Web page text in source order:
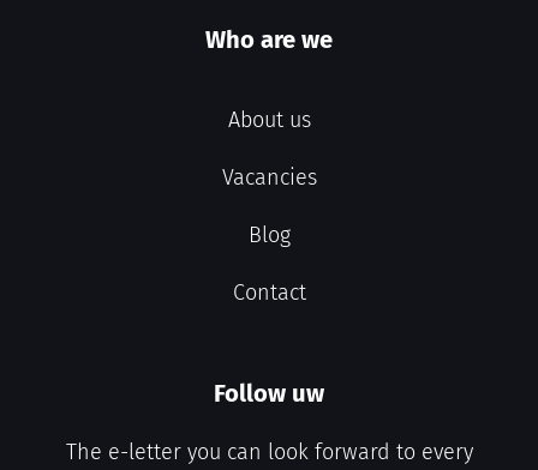
Who are we
About us
Vacancies
Blog
Contact
Follow uw
The e-letter you can look forward to every